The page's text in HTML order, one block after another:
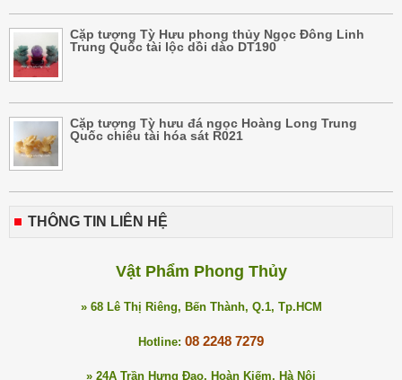
Cặp tượng Tỳ Hưu phong thủy Ngọc Đông Linh
Trung Quốc tài lộc dồi dào DT190
Cặp tượng Tỳ hưu đá ngọc Hoàng Long Trung
Quốc chiêu tài hóa sát R021
THÔNG TIN LIÊN HỆ
Vật Phẩm Phong Thủy
» 68 Lê Thị Riêng, Bến Thành, Q.1, Tp.HCM
Hotline: 08 2248 7279
» 24A Trần Hưng Đạo, Hoàn Kiếm, Hà Nội